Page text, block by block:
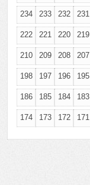
234 233 232 231
222 221 220 219
210 209 208 207
198 197 196 195
186 185 184 183
174 173 172 171